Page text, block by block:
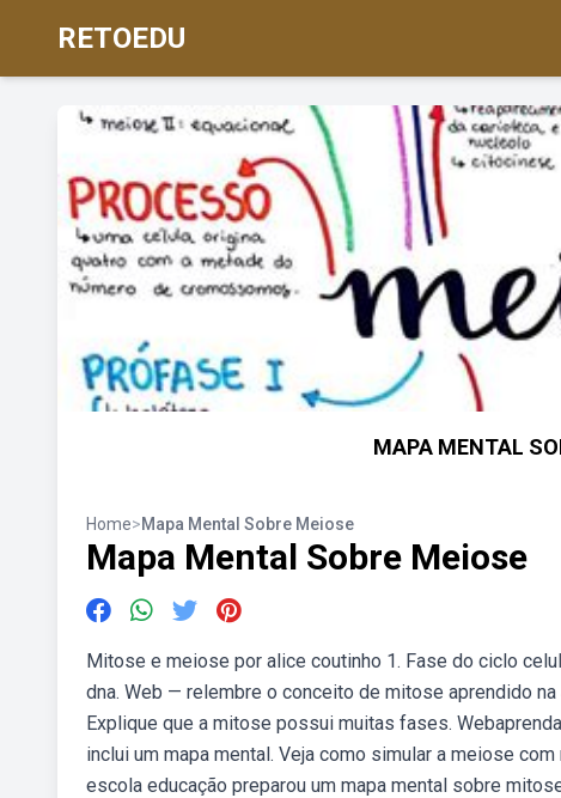
RETOEDU
MAPA MENTAL
Home>Mapa Mental Sobre Meiose
Mapa Mental Sobre Meiose
Mitose e meiose por alice coutinho 1. Fase do ciclo
dna. Web — relembre o conceito de mitose aprendido
Explique que a mitose possui muitas fases.
inclui um mapa mental. Veja como simular a meiose
escola educação preparou um mapa mental sobre